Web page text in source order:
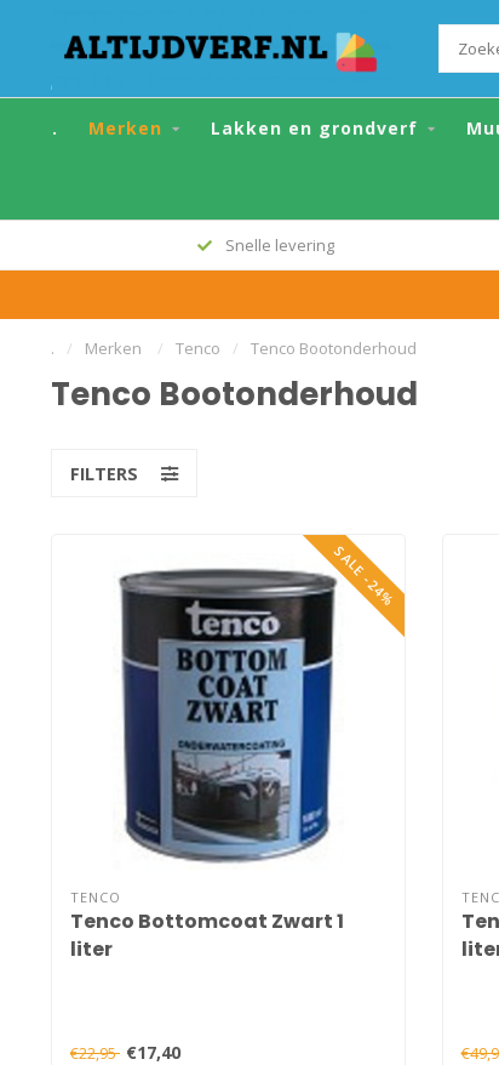
. Merken Lakken en grondverf
Alle topmerken
. / Merken / Tenco / Tenco Bootonderhoud
Tenco Bootonderhoud
FILTERS
SALE -24%
TENCO
Tenco Bottomcoat Zwart 1
liter
€22,95 €17,40